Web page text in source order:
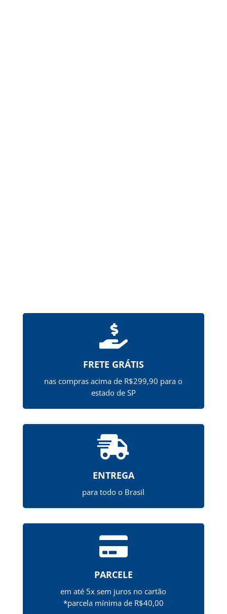

FRETE GRÁTIS
nas compras acima de R$299,90 para o
estado de SP

ENTREGA
para todo o Brasil

PARCELE
em até 5x sem juros no cartão
*parcela mínima de R$40,00